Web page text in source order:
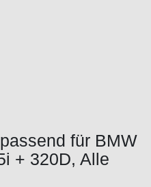
für BMW
+ 320D, Alle